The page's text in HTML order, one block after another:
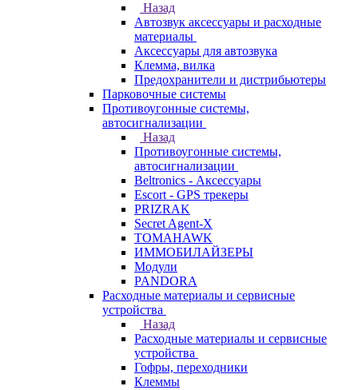
Назад
Автозвук аксессуары и расходные
материалы
Аксессуары для автозвука
Клемма, вилка
Предохранители и дистрибьютеры
Парковочные системы
Противоугонные системы,
автосигнализации
Назад
Противоугонные системы,
автосигнализации
Beltronics - Аксессуары
Escort - GPS трекеры
PRIZRAK
Secret Agent-X
TOMAHAWK
ИММОБИЛАЙЗЕРЫ
Модули
PANDORA
Расходные материалы и сервисные
устройства
Назад
Расходные материалы и сервисные
устройства
Гофры, переходники
Клеммы